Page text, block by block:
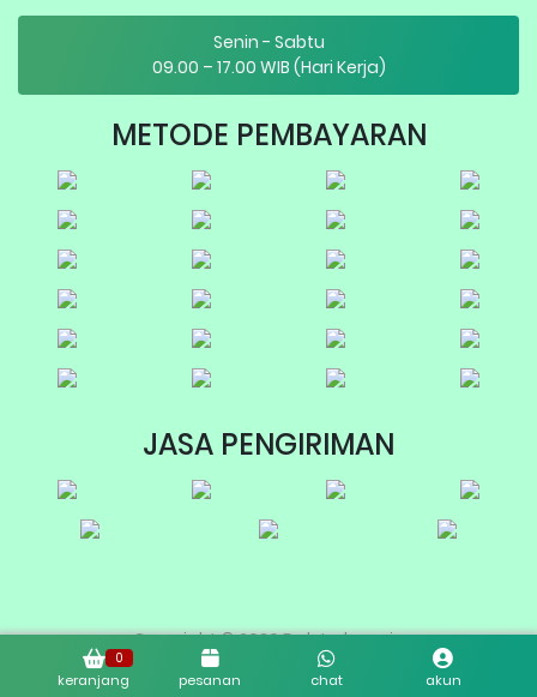
0
keranjang pesanan chat akun
Senin - Sabtu
09.00 – 17.00 WIB (Hari Kerja)
METODE PEMBAYARAN
JASA PENGIRIMAN
Copyright © 2026 Dab Indonesia